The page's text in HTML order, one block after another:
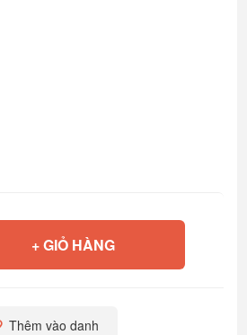
+ GIỎ HÀNG
Thêm vào danh